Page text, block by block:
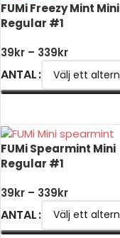
FUMi Freezy Mint Mini
Regular #1
39kr – 339kr
ANTAL
FUMi Spearmint Mini
Regular #1
39kr – 339kr
ANTAL